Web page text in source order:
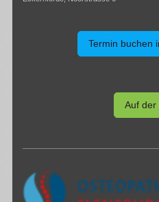
Termin buchen
Auf der